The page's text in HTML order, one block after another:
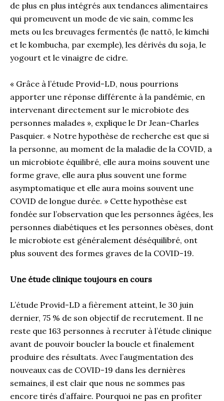
de plus en plus intégrés aux tendances alimentaires
qui promeuvent un mode de vie sain, comme les
mets ou les breuvages fermentés (le nattō, le kimchi
et le kombucha, par exemple), les dérivés du soja, le
yogourt et le vinaigre de cidre.
« Grâce à l’étude Provid-LD, nous pourrions
apporter une réponse différente à la pandémie, en
intervenant directement sur le microbiote des
personnes malades », explique le Dr Jean-Charles
Pasquier. « Notre hypothèse de recherche est que si
la personne, au moment de la maladie de la COVID, a
un microbiote équilibré, elle aura moins souvent une
forme grave, elle aura plus souvent une forme
asymptomatique et elle aura moins souvent une
COVID de longue durée. » Cette hypothèse est
fondée sur l’observation que les personnes âgées, les
personnes diabétiques et les personnes obèses, dont
le microbiote est généralement déséquilibré, ont
plus souvent des formes graves de la COVID-19.
Une étude clinique toujours en cours
L’étude Provid-LD a fièrement atteint, le 30 juin
dernier, 75 % de son objectif de recrutement. Il ne
reste que 163 personnes à recruter à l’étude clinique
avant de pouvoir boucler la boucle et finalement
produire des résultats. Avec l’augmentation des
nouveaux cas de COVID-19 dans les dernières
semaines, il est clair que nous ne sommes pas
encore tirés d’affaire. Pourquoi ne pas en profiter